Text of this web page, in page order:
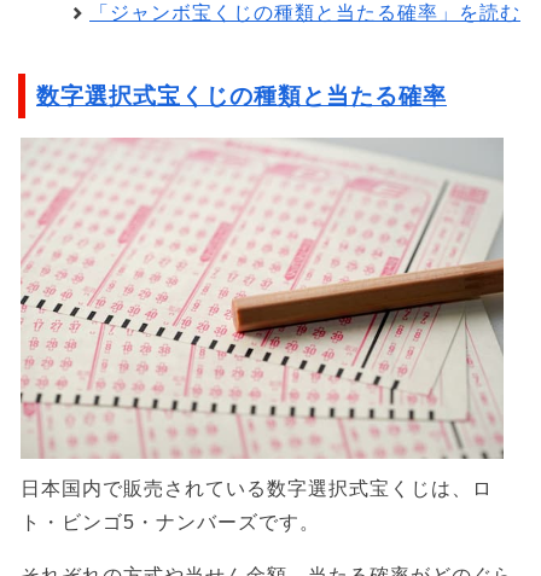
「ジャンボ宝くじの種類と当たる確率」を読む
数字選択式宝くじの種類と当たる確率
日本国内で販売されている数字選択式宝くじは、ロ
ト・ビンゴ5・ナンバーズです。